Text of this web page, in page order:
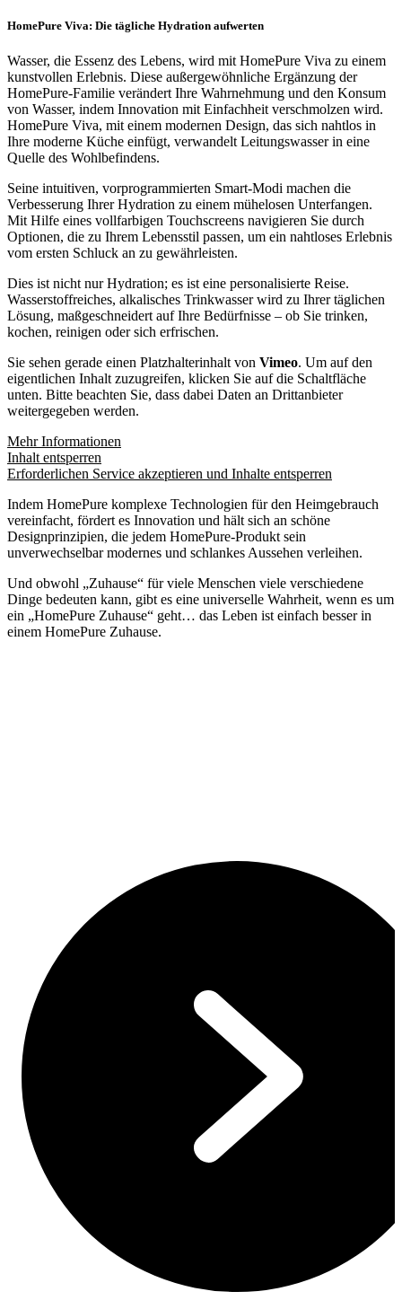
HomePure Viva: Die tägliche Hydration aufwerten
Wasser, die Essenz des Lebens, wird mit HomePure Viva zu einem
kunstvollen Erlebnis. Diese außergewöhnliche Ergänzung der
HomePure-Familie verändert Ihre Wahrnehmung und den Konsum
von Wasser, indem Innovation mit Einfachheit verschmolzen wird.
HomePure Viva, mit einem modernen Design, das sich nahtlos in
Ihre moderne Küche einfügt, verwandelt Leitungswasser in eine
Quelle des Wohlbefindens.
Seine intuitiven, vorprogrammierten Smart-Modi machen die
Verbesserung Ihrer Hydration zu einem mühelosen Unterfangen.
Mit Hilfe eines vollfarbigen Touchscreens navigieren Sie durch
Optionen, die zu Ihrem Lebensstil passen, um ein nahtloses Erlebnis
vom ersten Schluck an zu gewährleisten.
Dies ist nicht nur Hydration; es ist eine personalisierte Reise.
Wasserstoffreiches, alkalisches Trinkwasser wird zu Ihrer täglichen
Lösung, maßgeschneidert auf Ihre Bedürfnisse – ob Sie trinken,
kochen, reinigen oder sich erfrischen.
Sie sehen gerade einen Platzhalterinhalt von Vimeo. Um auf den
eigentlichen Inhalt zuzugreifen, klicken Sie auf die Schaltfläche
unten. Bitte beachten Sie, dass dabei Daten an Drittanbieter
weitergegeben werden.
Mehr Informationen
Inhalt entsperren
Erforderlichen Service akzeptieren und Inhalte entsperren
Indem HomePure komplexe Technologien für den Heimgebrauch
vereinfacht, fördert es Innovation und hält sich an schöne
Designprinzipien, die jedem HomePure-Produkt sein
unverwechselbar modernes und schlankes Aussehen verleihen.
Und obwohl „Zuhause“ für viele Menschen viele verschiedene
Dinge bedeuten kann, gibt es eine universelle Wahrheit, wenn es um
ein „HomePure Zuhause“ geht… das Leben ist einfach besser in
einem HomePure Zuhause.